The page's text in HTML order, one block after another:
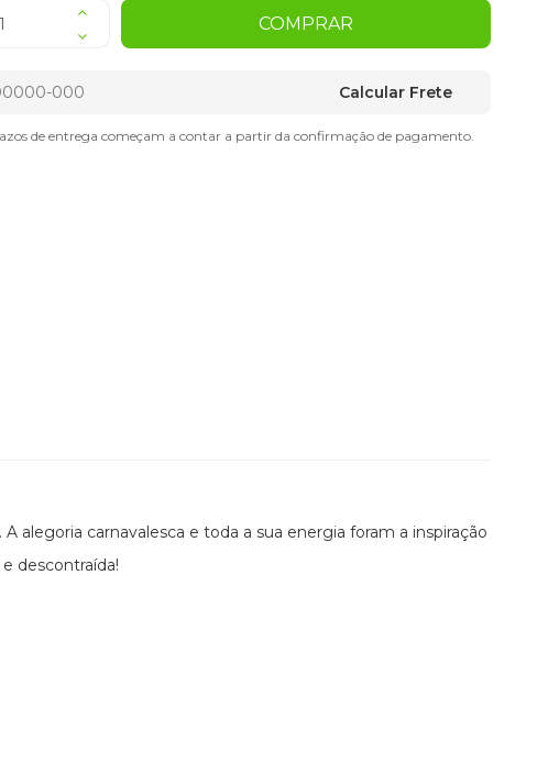
COMPRAR
Calcular Frete
de entrega começam a contar a partir da confirmação de pagamento.
alegoria carnavalesca e toda a sua energia foram a inspiração
descontraída!